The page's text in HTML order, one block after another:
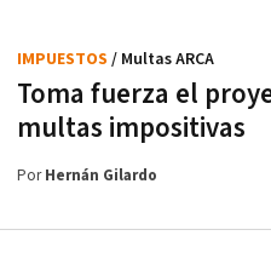
Toma fuerza el
multas impositivas
IMPUESTOS / Multas ARCA
PorHernán Gilardo